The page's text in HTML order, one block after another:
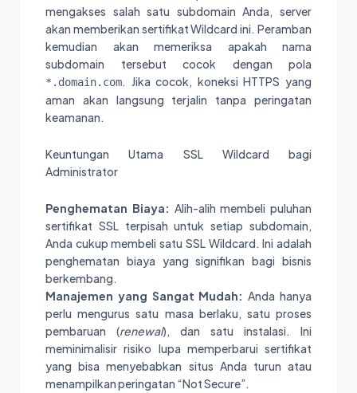
mengakses salah satu subdomain Anda, server
akan memberikan sertifikat Wildcard ini. Peramban
kemudian akan memeriksa apakah nama
subdomain tersebut cocok dengan pola
*.domain.com. Jika cocok, koneksi HTTPS yang
aman akan langsung terjalin tanpa peringatan
keamanan.
Keuntungan Utama SSL Wildcard bagi
Administrator
Penghematan Biaya: Alih-alih membeli puluhan
sertifikat SSL terpisah untuk setiap subdomain,
Anda cukup membeli satu SSL Wildcard. Ini adalah
penghematan biaya yang signifikan bagi bisnis
berkembang.
Manajemen yang Sangat Mudah: Anda hanya
perlu mengurus satu masa berlaku, satu proses
pembaruan (renewal), dan satu instalasi. Ini
meminimalisir risiko lupa memperbarui sertifikat
yang bisa menyebabkan situs Anda turun atau
menampilkan peringatan “Not Secure”.